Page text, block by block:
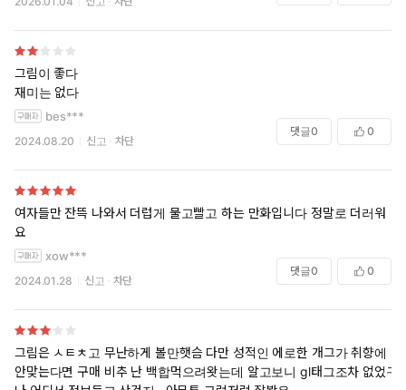
그림이 좋다
재미는 없다
bes***
2024.08.20 신고 차단
댓글0 0
여자들만 잔뜩 나와서 더럽게 물고빨고 하는 만화입니다 정말로 더러워
요
xow***
2024.01.28 신고 차단
댓글0 0
그림은 ㅅㅌㅊ고 무난하게 볼만햇슴 다만 성적인 에로한 개그가 취향에
안맞는다면 구매 비추 난 백합먹으려왓는데 알고보니 gl태그조차 없었구